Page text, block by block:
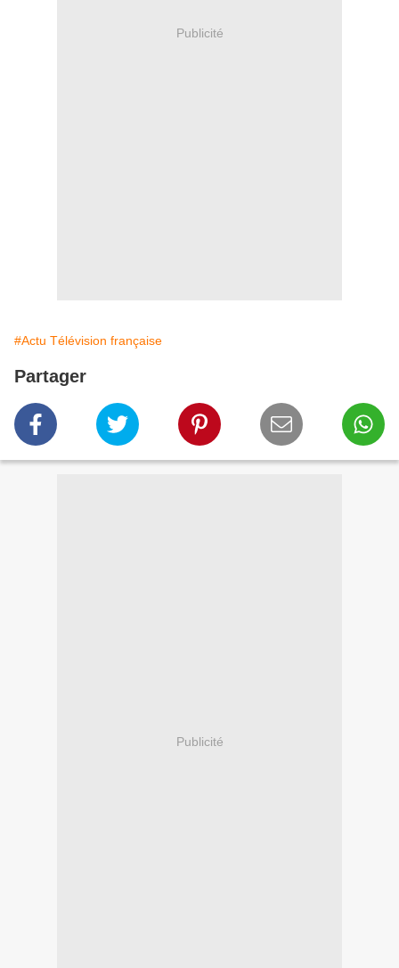
Publicité
#Actu Télévision française
Partager
Publicité